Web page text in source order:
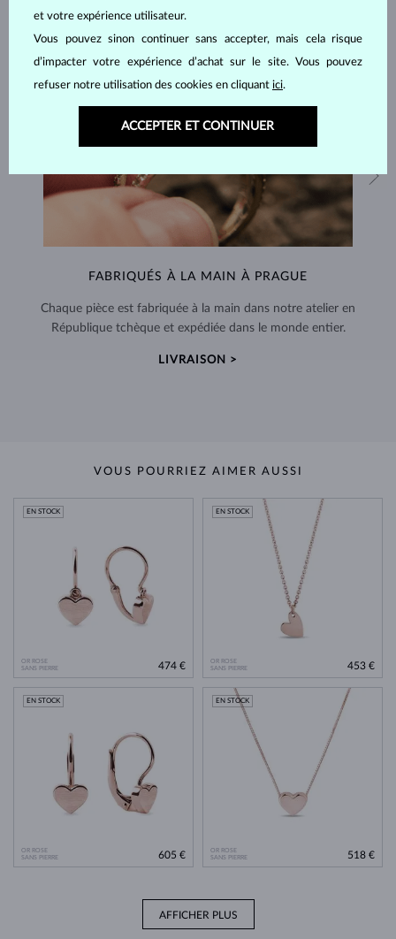
FABRIQUÉS À LA MAIN À PRAGUE
Chaque pièce est fabriquée à la main dans notre atelier en
République tchèque et expédiée dans le monde entier.
LIVRAISON >
VOUS POURRIEZ AIMER AUSSI
OR ROSE
SANS PIERRE
EN STOCK
474 €
OR ROSE
SANS PIERRE
EN STOCK
453 €
OR ROSE
SANS PIERRE
EN STOCK
605 €
OR ROSE
SANS PIERRE
EN STOCK
518 €
AFFICHER PLUS
et votre expérience utilisateur.
Vous pouvez sinon continuer sans accepter, mais cela risque
d’impacter votre expérience d’achat sur le site. Vous pouvez
refuser notre utilisation des cookies en cliquant ici.
ACCEPTER ET CONTINUER